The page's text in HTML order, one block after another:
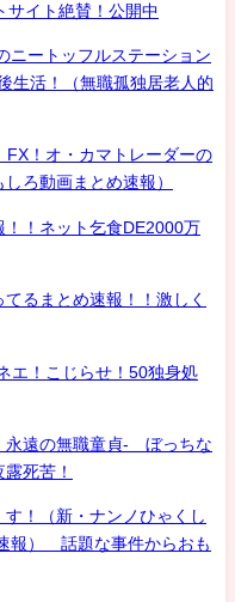
サイト絶賛！公開中
ニートッフルステーション
生活！（無職孤独居老人的
！オ・カマトレーダーの
ろ動画まとめ速報）
！！ネット乞食DE2000万
るまとめ速報！！激しく
エ！こじらせ！50独身処
遠の無職童貞- ぼっちな
死苦！
！（新・ナンノひゃくし
報） 話題な事件からおも